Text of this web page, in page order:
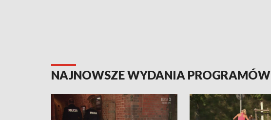
NAJNOWSZE WYDANIA PROGRAMÓW